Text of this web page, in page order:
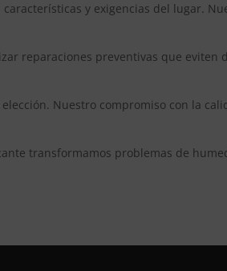
y exigencias del lugar.
reparaciones preventivas que eviten
Nuestro compromiso con la
transformamos problemas de